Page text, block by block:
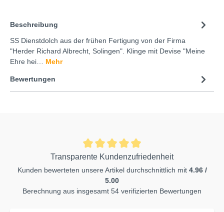
Beschreibung
SS Dienstdolch aus der frühen Fertigung von der Firma
"Herder Richard Albrecht, Solingen". Klinge mit Devise "Meine
Ehre hei… Mehr
Bewertungen
Transparente Kundenzufriedenheit
Kunden bewerteten unsere Artikel durchschnittlich mit 4.96 /
5.00
Berechnung aus insgesamt 54 verifizierten Bewertungen